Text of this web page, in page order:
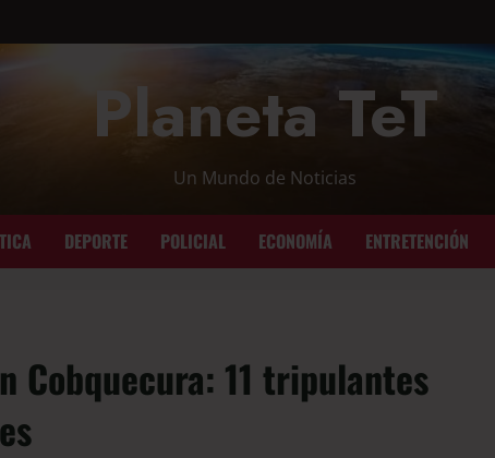
Planeta TeT
Un Mundo de Noticias
DEPORTE POLICIAL ECONOMÍA ENTRETENCIÓN
Cobquecura: 11 tripulantes